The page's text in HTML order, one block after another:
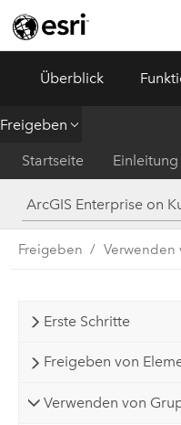
ArcGIS Enterprise
Überblick
Freigeben
Startseite Einleitung
Freigeben Verwenden
Erste Schritte
Freigeben von
Verwenden von